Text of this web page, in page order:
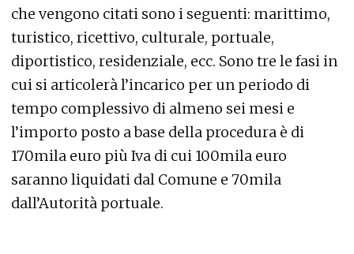
che vengono citati sono i seguenti: marittimo,
turistico, ricettivo, culturale, portuale,
diportistico, residenziale, ecc. Sono tre le fasi in
cui si articolerà l’incarico per un periodo di
tempo complessivo di almeno sei mesi e
l’importo posto a base della procedura è di
170mila euro più Iva di cui 100mila euro
saranno liquidati dal Comune e 70mila
dall’Autorità portuale.